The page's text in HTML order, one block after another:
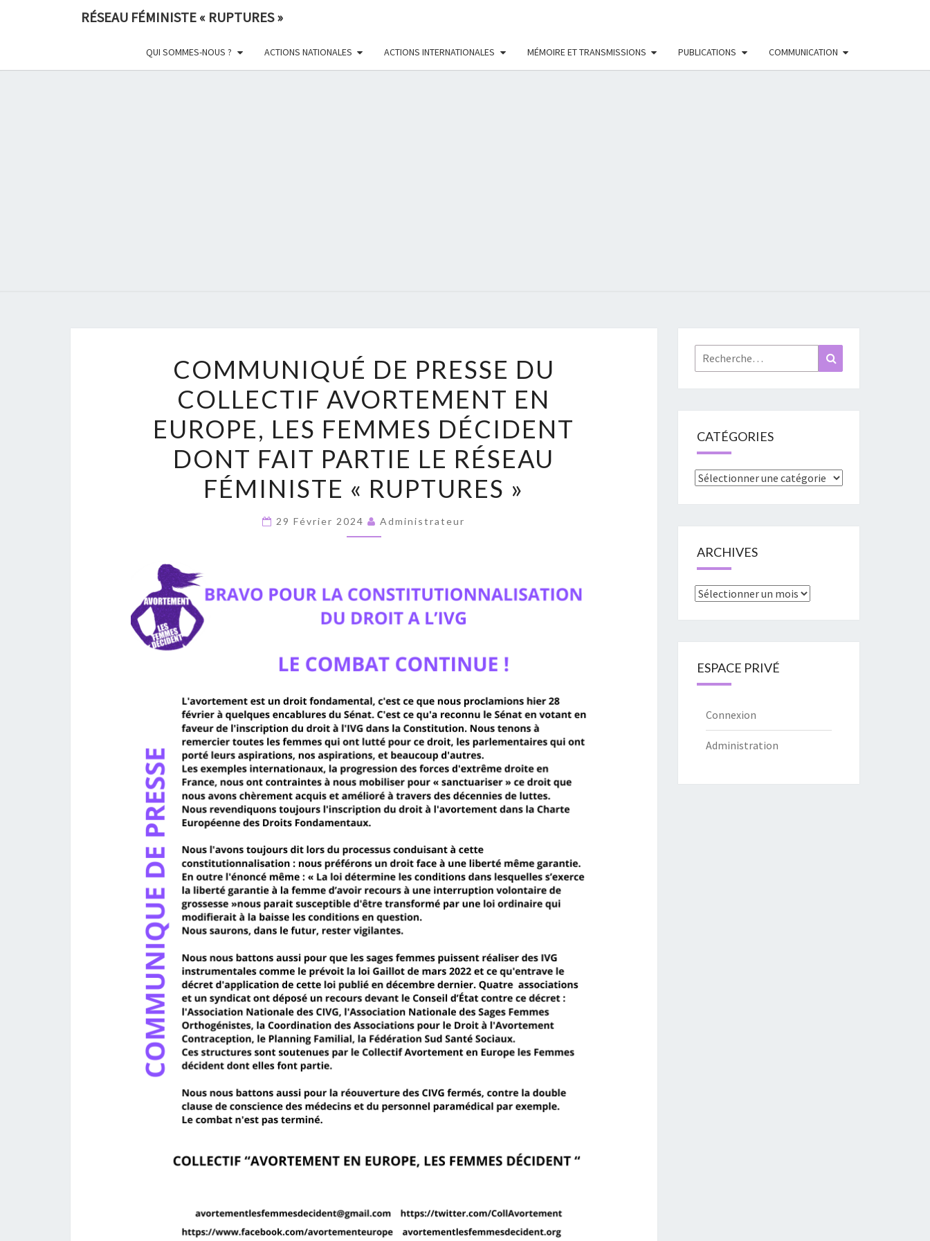
RÉSEAU FÉMINISTE « RUPTURES »
QUI SOMMES-NOUS ? ACTIONS NATIONALES ACTIONS INTERNATIONALES MÉMOIRE ET TRANSMISSIONS PUBLICATIONS COMMUNICATION
RUPTURES
PRESSE
DU
COLLECTIF
AVORTEMENT
EUROPE,
LES
FEMMES
FAIT
PARTIE
RÉSEAU
«
RUPTURES
»
COMMUNIQUÉ DE PRESSE DU
COLLECTIF AVORTEMENT EN
EUROPE, LES FEMMES DÉCIDENT
DONT FAIT PARTIE LE RÉSEAU
FÉMINISTE « RUPTURES »
29 Février 2024 Administrateur
Rechercher :
CATÉGORIES
Catégories
ARCHIVES
Archives
ESPACE PRIVÉ
Connexion
Administration